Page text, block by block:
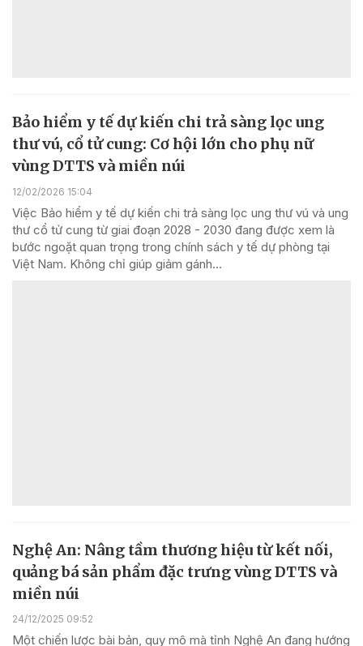
Bảo hiểm y tế dự kiến chi trả sàng lọc ung
thư vú, cổ tử cung: Cơ hội lớn cho phụ nữ
vùng DTTS và miền núi
12/02/2026 15:04
Việc Bảo hiểm y tế dự kiến chi trả sàng lọc ung thư vú và ung
thư cổ tử cung từ giai đoạn 2028 - 2030 đang được xem là
bước ngoặt quan trọng trong chính sách y tế dự phòng tại
Việt Nam. Không chỉ giúp giảm gánh...
Nghệ An: Nâng tầm thương hiệu từ kết nối,
quảng bá sản phẩm đặc trưng vùng DTTS và
miền núi
24/12/2025 09:52
Một chiến lược bài bản, quy mô mà tỉnh Nghệ An đang hướng